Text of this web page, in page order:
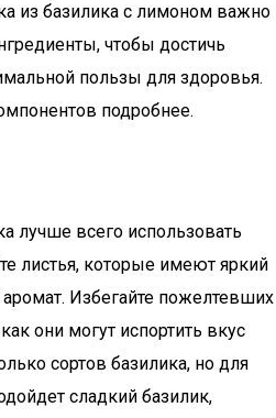
из базилика с лимоном важно
чтобы достичь
пользы для здоровья.
подробнее.
лучше всего использовать
листья, которые имеют яркий
Избегайте пожелтевших
они могут испортить вкус
сортов базилика, но для
сладкий базилик,